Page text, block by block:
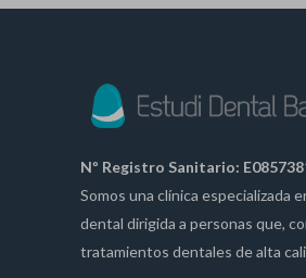
Nº Registro Sanitario:
Somos una clínica especializada
dental dirigida a personas que,
tratamientos dentales de alta